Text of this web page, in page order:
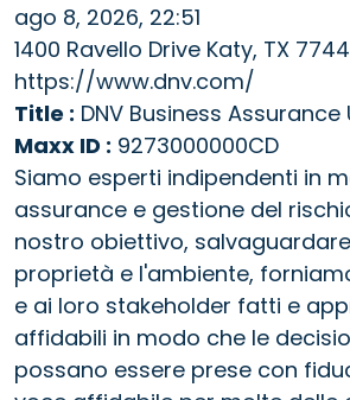
ago 8, 2026, 22:51
1400 Ravello Drive Katy, TX
https://www.dnv.com/
Title : DNV Business Assurance
Maxx ID : 9273000000CD
Siamo esperti indipendenti in
assurance e gestione del
nostro obiettivo,
proprietà e l'ambiente,
e ai loro stakeholder fatti e
affidabili in modo che le
possano essere prese con